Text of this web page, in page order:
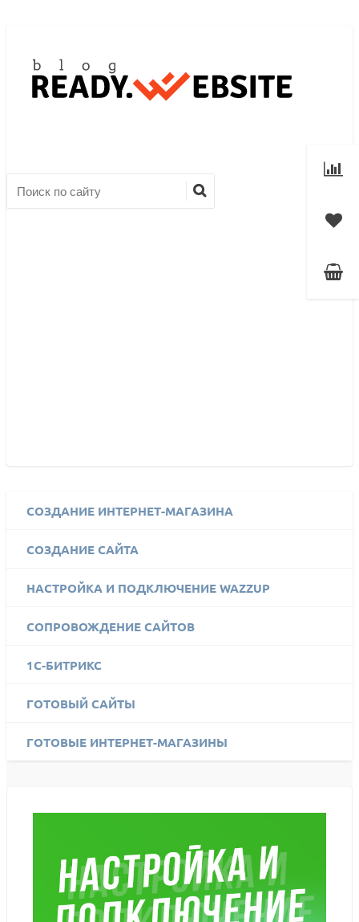
СОЗДАНИЕ ИНТЕРНЕТ-МАГАЗИНА
СОЗДАНИЕ САЙТА
НАСТРОЙКА И ПОДКЛЮЧЕНИЕ WAZZUP
СОПРОВОЖДЕНИЕ САЙТОВ
1C-БИТРИКС
ГОТОВЫЙ САЙТЫ
ГОТОВЫЕ ИНТЕРНЕТ-МАГАЗИНЫ